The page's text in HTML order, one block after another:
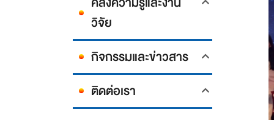
วิจัย
กิจกรรมและข่าวสาร
ติดต่อเรา